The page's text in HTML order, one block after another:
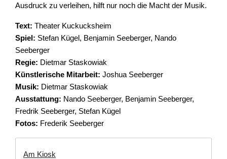
Ausdruck zu verleihen, hilft nur noch die Macht der Musik.
Text: Theater Kuckucksheim
Spiel: Stefan Kügel, Benjamin Seeberger, Nando
Seeberger
Regie: Dietmar Staskowiak
Künstlerische Mitarbeit: Joshua Seeberger
Musik: Dietmar Staskowiak
Ausstattung: Nando Seeberger, Benjamin Seeberger,
Fredrik Seeberger, Stefan Kügel
Fotos: Frederik Seeberger
Am Kiosk